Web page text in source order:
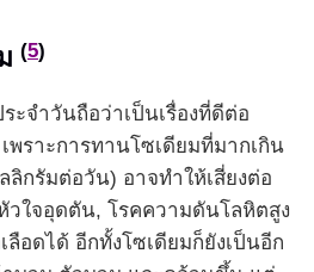
(5)
ะจำวันถือว่าเป็นเรื่องที่ดีต่อ
พราะการทานโซเดียมที่มากเกิน
ลิกรัมต่อวัน) อาจทำให้เสี่ยงต่อ
วใจอุดตัน, โรคความดันโลหิตสูง
ลือดได้ อีกทั้งโซเดียมก็ยังเป็นอีก